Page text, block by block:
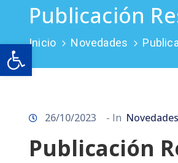
Open toolbar
Publicación
Inicio Novedades
26/10/2023 - In Novedades
Publicación